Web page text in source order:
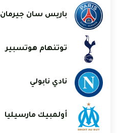
باريس سان جيرمان
توتنهام هوتسبير
نادي نابولي
أولمبيك مارسيليا